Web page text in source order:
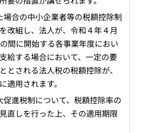
場合の中小企業者等の税額控除制
改組し、法人が、令和４年４月
間に開始する各事業年度におい
給する場合において、一定の要
とされる法人税の税額控除が、
適用されます。
促進税制について、税額控除率の
直しを行った上、その適用期限